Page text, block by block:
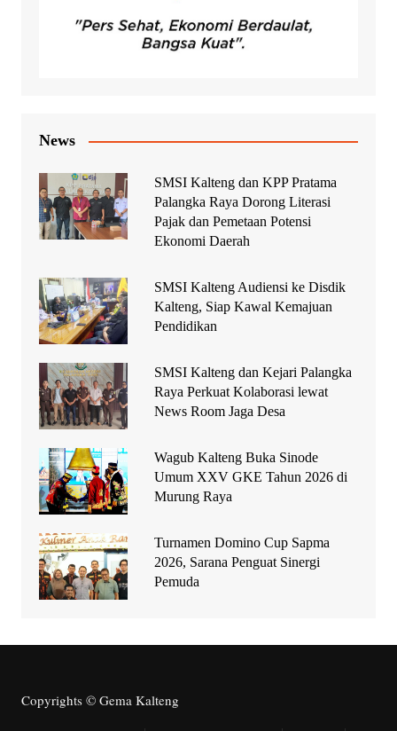
News
SMSI Kalteng dan KPP Pratama
Palangka Raya Dorong Literasi
Pajak dan Pemetaan Potensi
Ekonomi Daerah
SMSI Kalteng Audiensi ke Disdik
Kalteng, Siap Kawal Kemajuan
Pendidikan
SMSI Kalteng dan Kejari Palangka
Raya Perkuat Kolaborasi lewat
News Room Jaga Desa
Wagub Kalteng Buka Sinode
Umum XXV GKE Tahun 2026 di
Murung Raya
Turnamen Domino Cup Sapma
2026, Sarana Penguat Sinergi
Pemuda
Copyrights © Gema Kalteng